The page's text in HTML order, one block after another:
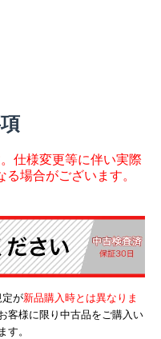
仕様変更等に伴い実際
場合がございます。
定が新品購入時とは異なりま
客様に限り中古品をご購入い
す。